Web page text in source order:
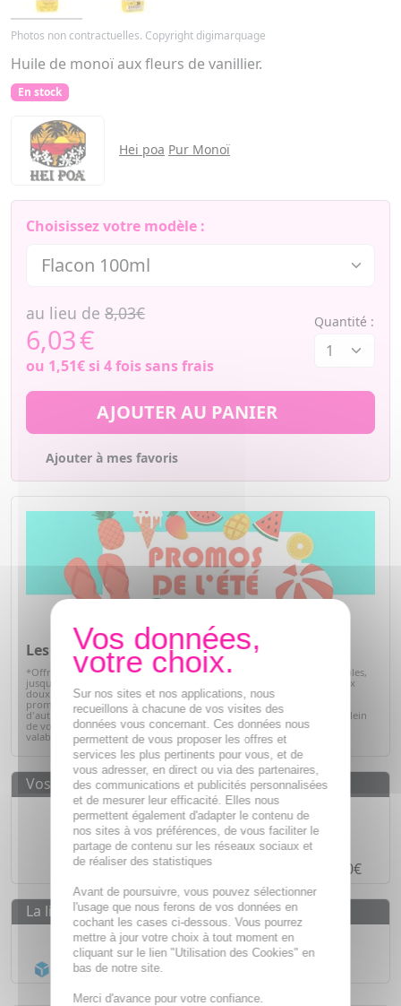
Photos non contractuelles. Copyright digimarquage
Huile de monoï aux fleurs de vanillier.
En stock
Hei poa Pur Monoï
Choisissez votre modèle :
au lieu de 8,03€
6,03€
ou 1,51€si 4 fois sans frais
Quantité :
AJOUTER AU PANIER
Ajouter à mes favoris
Les promos de l'été*
*Offre valables sur articles signalés, dans la limite des stocks disponibles,
jusqu'au 31/08/2026. Profitez de l'été pour prendre soin de vous à prix
doux. Retrouvez une sélection de produits de parapharmacie en
promotion : soins solaires, hydratation, bien-être, hygiène et bien
d'autres essentiels du quotidien. C'est le moment idéal pour faire le plein
de vos produits préférés tout en réalisant de belles économies. Offre
valable dans la limite des stocks disponibles.Voir la sélection
Vos avantages
Des prixIMBATTABLES
Paiement en ligneSÉCURISÉ
Paiement en 4 fois sans frais à partir de 30€
La livraison
Livraison gratuite dès55€
Acheminement Chronopost
Sur nos sites et nos applications, nous
recueillons à chacune de vos visites des
données vous concernant. Ces données nous
permettent de vous proposer les offres et
services les plus pertinents pour vous, et de
vous adresser, en direct ou via des partenaires,
des communications et publicités personnalisées
et de mesurer leur efficacité. Elles nous
permettent également d'adapter le contenu de
nos sites à vos préférences, de vous faciliter le
partage de contenu sur les réseaux sociaux et
de réaliser des statistiques
Avant de poursuivre, vous pouvez sélectionner
l'usage que nous ferons de vos données en
cochant les cases ci-dessous. Vous pourrez
mettre à jour votre choix à tout moment en
cliquant sur le lien "Utilisation des Cookies" en
bas de notre site.
Merci d'avance pour votre confiance.